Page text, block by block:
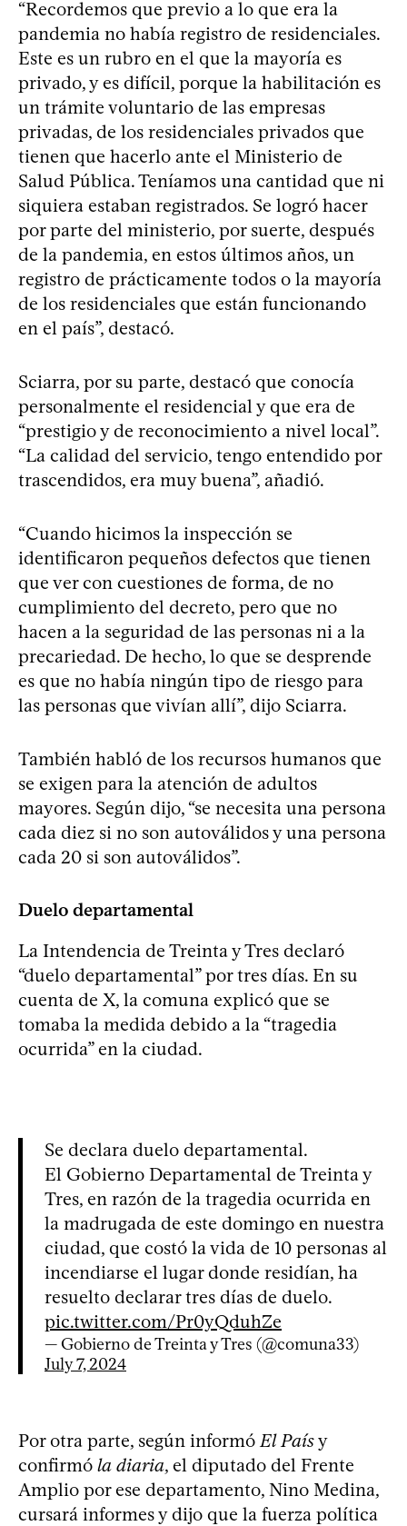
“Recordemos que previo a lo que era la
pandemia no había registro de residenciales.
Este es un rubro en el que la mayoría es
privado, y es difícil, porque la habilitación es
un trámite voluntario de las empresas
privadas, de los residenciales privados que
tienen que hacerlo ante el Ministerio de
Salud Pública. Teníamos una cantidad que ni
siquiera estaban registrados. Se logró hacer
por parte del ministerio, por suerte, después
de la pandemia, en estos últimos años, un
registro de prácticamente todos o la mayoría
de los residenciales que están funcionando
en el país”, destacó.
Sciarra, por su parte, destacó que conocía
personalmente el residencial y que era de
“prestigio y de reconocimiento a nivel local”.
“La calidad del servicio, tengo entendido por
trascendidos, era muy buena”, añadió.
“Cuando hicimos la inspección se
identificaron pequeños defectos que tienen
que ver con cuestiones de forma, de no
cumplimiento del decreto, pero que no
hacen a la seguridad de las personas ni a la
precariedad. De hecho, lo que se desprende
es que no había ningún tipo de riesgo para
las personas que vivían allí”, dijo Sciarra.
También habló de los recursos humanos que
se exigen para la atención de adultos
mayores. Según dijo, “se necesita una persona
cada diez si no son autoválidos y una persona
cada 20 si son autoválidos”.
Duelo departamental
La Intendencia de Treinta y Tres declaró
“duelo departamental” por tres días. En su
cuenta de X, la comuna explicó que se
tomaba la medida debido a la “tragedia
ocurrida” en la ciudad.
Se declara duelo departamental.
El Gobierno Departamental de Treinta y
Tres, en razón de la tragedia ocurrida en
la madrugada de este domingo en nuestra
ciudad, que costó la vida de 10 personas al
incendiarse el lugar donde residían, ha
resuelto declarar tres días de duelo.
pic.twitter.com/Pr0yQduhZe
— Gobierno de Treinta y Tres (@comuna33)
July 7, 2024
Por otra parte, según informó El Paísy
confirmó la diaria, el diputado del Frente
Amplio por ese departamento, Nino Medina,
cursará informes y dijo que la fuerza política